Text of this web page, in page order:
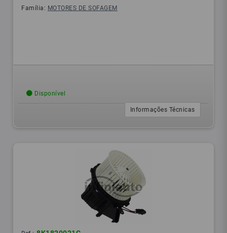
Família: MOTORES DE SOFAGEM
Disponível
Informações Técnicas